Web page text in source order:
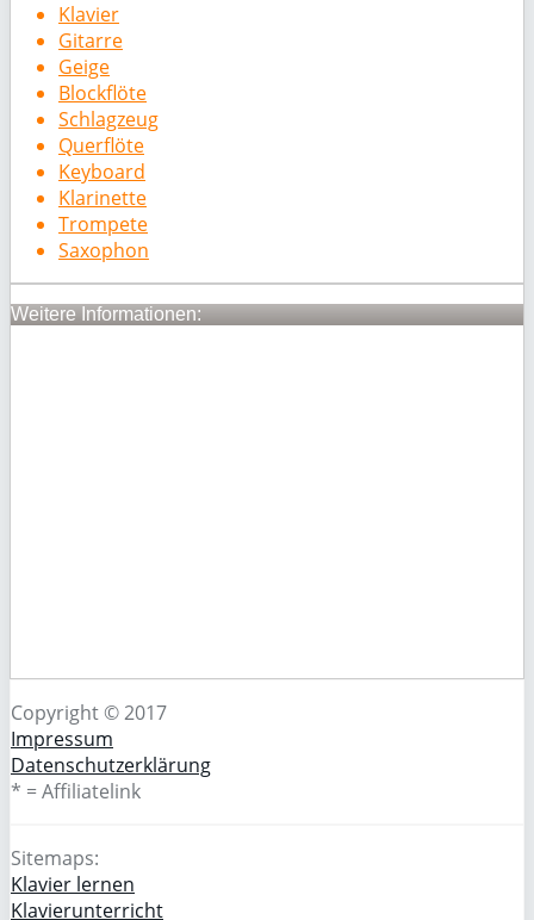
Klavier
Gitarre
Geige
Blockflöte
Schlagzeug
Querflöte
Keyboard
Klarinette
Trompete
Saxophon
Weitere Informationen:
Copyright © 2017
Impressum
Datenschutzerklärung
* = Affiliatelink
Sitemaps:
Klavier lernen
Klavierunterricht